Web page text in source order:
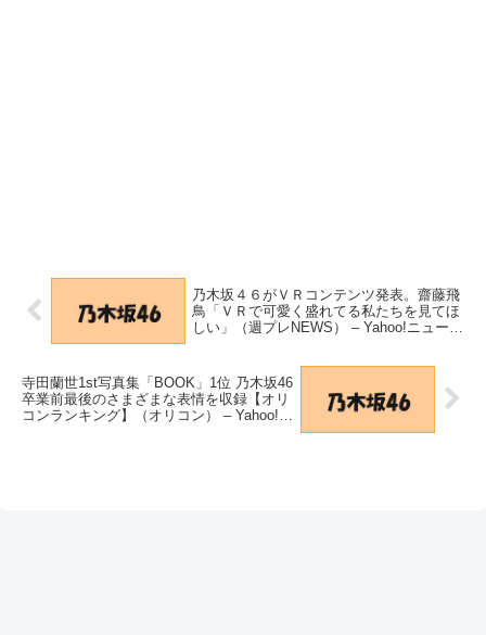
乃木坂４６がＶＲコンテンツ発表。齋藤飛
鳥「ＶＲで可愛く盛れてる私たちを見てほ
しい」（週プレNEWS） – Yahoo!ニュース
寺田蘭世1st写真集「BOOK」1位 乃木坂46
卒業前最後のさまざまな表情を収録【オリ
コンランキング】（オリコン） – Yahoo!ニ